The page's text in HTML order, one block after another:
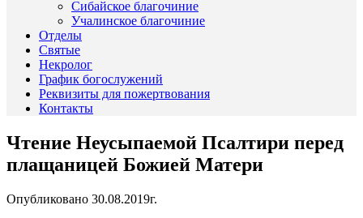
Сибайское благочиние
Учалинское благочиние
Отделы
Святые
Некролог
График богослужений
Реквизиты для пожертвования
Контакты
Чтение Неусыпаемой Псалтири перед
плащаницей Божией Матери
Опубликовано 30.08.2019г.